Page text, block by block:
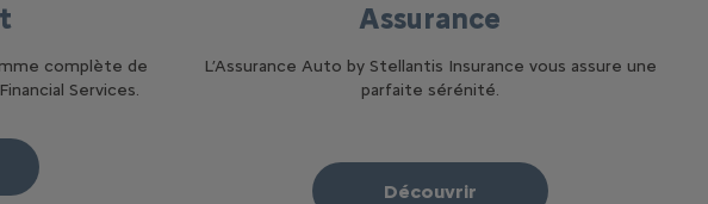
complète de
Services.
Assurance
L’Assurance Auto by Stellantis Insurance vous assure une
parfaite sérénité.
Découvrir